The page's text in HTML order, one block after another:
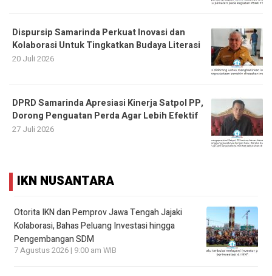
Dispursip Samarinda Perkuat Inovasi dan
Kolaborasi Untuk Tingkatkan Budaya Literasi
20 Juli 2026
DPRD Samarinda Apresiasi Kinerja Satpol PP,
Dorong Penguatan Perda Agar Lebih Efektif
27 Juli 2026
IKN NUSANTARA
Otorita IKN dan Pemprov Jawa Tengah Jajaki
Kolaborasi, Bahas Peluang Investasi hingga
Pengembangan SDM
7 Agustus 2026 | 9:00 am WIB